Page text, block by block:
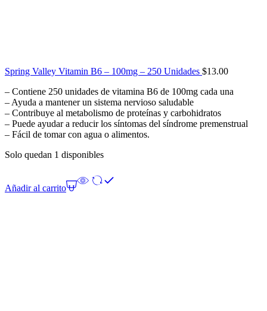
Spring Valley Vitamin B6 – 100mg – 250 Unidades $13.00
– Contiene 250 unidades de vitamina B6 de 100mg cada una
– Ayuda a mantener un sistema nervioso saludable
– Contribuye al metabolismo de proteínas y carbohidratos
– Puede ayudar a reducir los síntomas del síndrome premenstrual
– Fácil de tomar con agua o alimentos.
Solo quedan 1 disponibles
Añadir al carrito